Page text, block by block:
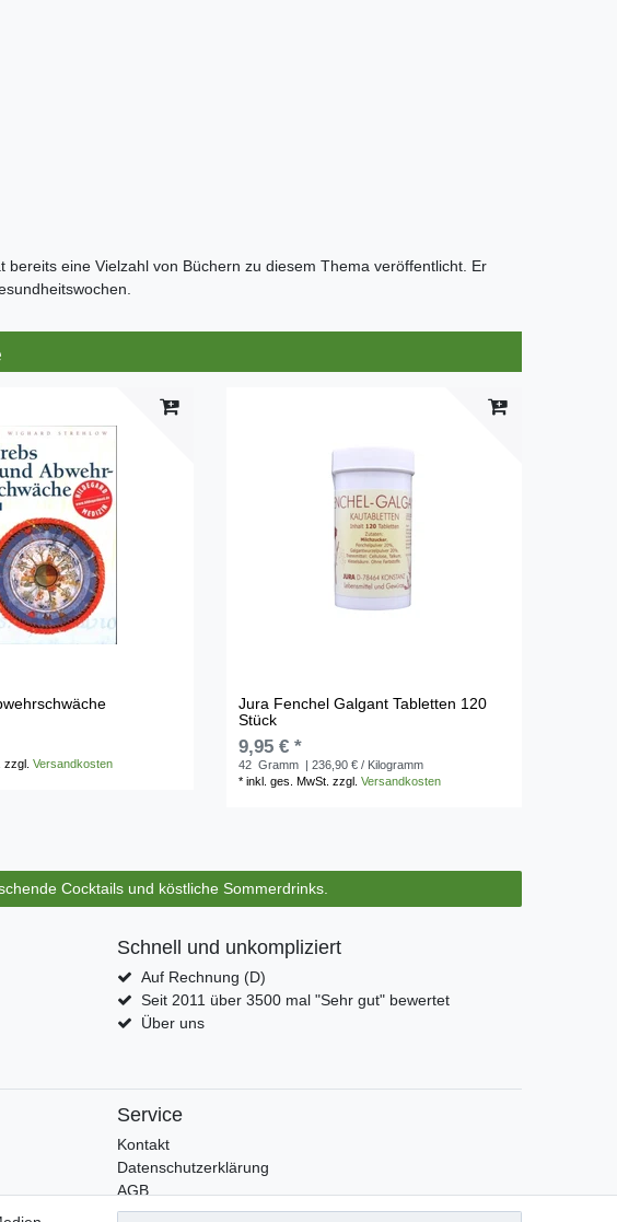
eine Vielzahl von Büchern zu diesem Thema veröffentlicht. Er
zzgl.Versandkosten
Jura Fenchel Galgant Tabletten 120
Stück
9,95 € *
42 Gramm | 236,90 € / Kilogramm
*inkl. ges. MwSt. zzgl.Versandkosten
Cocktails und köstliche Sommerdrinks.
Schnell und unkompliziert
Auf Rechnung (D)
Seit 2011 über 3500 mal "Sehr gut" bewertet
Über uns
Service
Kontakt
Datenschutzerklärung
AGB
Impressum